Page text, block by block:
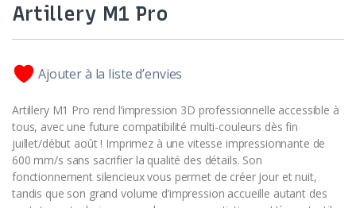
Artillery M1 Pro
Ajouter à la liste d’envies
Artillery M1 Pro rend l’impression 3D professionnelle accessible à
tous, avec une future compatibilité multi-couleurs dès fin
juillet/début août ! Imprimez à une vitesse impressionnante de
600 mm/s sans sacrifier la qualité des détails. Son
fonctionnement silencieux vous permet de créer jour et nuit,
tandis que son grand volume d’impression accueille autant des